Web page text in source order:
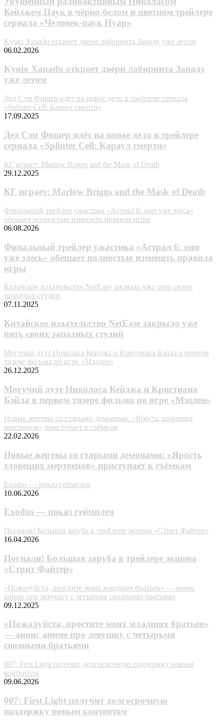
Кейджем Паук в чёрно-белом и цветном трейлере
сериала «Человек-паук Нуар»
Kyoto Xanadu откроет двери лабиринта Занаду уже летом
06.02.2026
Kyoto Xanadu откроет двери лабиринта Занаду
уже летом
Дед Сэм Фишер идёт на новое дело в трейлере сериала
«Splinter Cell: Караул смерти»
17.09.2025
Дед Сэм Фишер идёт на новое дело в трейлере
сериала «Splinter Cell: Караул смерти»
КГ играет: Marlow Briggs and the Mask of Death
29.12.2025
КГ играет: Marlow Briggs and the Mask of Death
Финальный трейлер ужастика «Астрал 6: они уже здесь»
обещает полностью изменить правила игры
06.08.2026
Финальный трейлер ужастика «Астрал 6: они
уже здесь» обещает полностью изменить правила
игры
Китайское издательство NetEase закрыло уже пять своих
западных студий
07.11.2025
Китайское издательство NetEase закрыло уже
пять своих западных студий
Могучий дуэт Николаса Кейджа и Кристиана Бэйла в первом
тизере фильма по игре «Мэдден»
26.12.2025
Могучий дуэт Николаса Кейджа и Кристиана
Бэйла в первом тизере фильма по игре «Мэдден»
Новые жертвы со старыми демонами: «Ярость зловещих
мертвецов» приступает к съёмкам
22.02.2026
Новые жертвы со старыми демонами: «Ярость
зловещих мертвецов» приступает к съёмкам
Exodus — показ геймплея
10.06.2026
Exodus — показ геймплея
Погнали! Большая заруба в трейлере экшена «Стрит Файтер»
16.04.2026
Погнали! Большая заруба в трейлере экшена
«Стрит Файтер»
«Пожалуйста, простите моих младших братьев» — анонс
аниме про девушку с четырьмя сводными братьями
09.12.2025
«Пожалуйста, простите моих младших братьев»
— анонс аниме про девушку с четырьмя
сводными братьями
007: First Light получит долгосрочную поддержку новым
контентом
09.06.2026
007: First Light получит долгосрочную
поддержку новым контентом